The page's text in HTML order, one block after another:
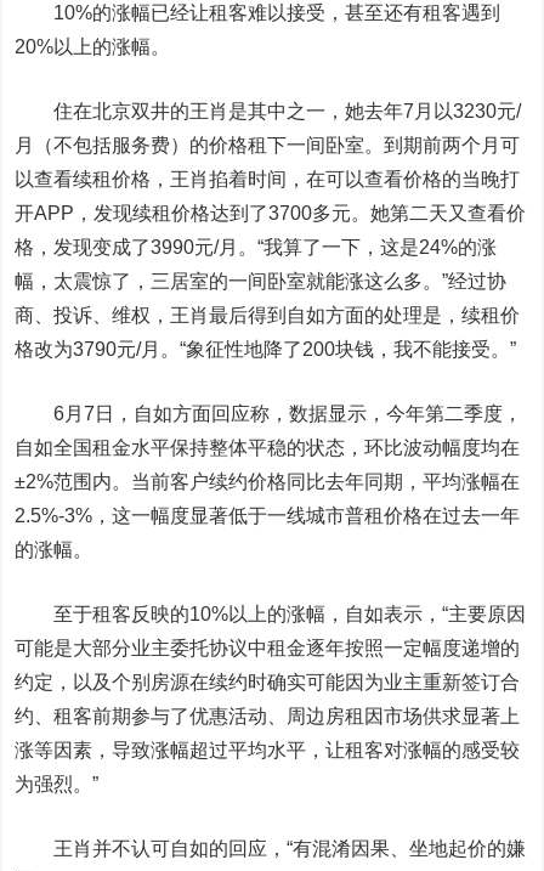
10%的涨幅已经让租客难以接受，甚至还有租客遇到
20%以上的涨幅。
住在北京双井的王肖是其中之一，她去年7月以3230元/
月（不包括服务费）的价格租下一间卧室。到期前两个月可
以查看续租价格，王肖掐着时间，在可以查看价格的当晚打
开APP，发现续租价格达到了3700多元。她第二天又查看价
格，发现变成了3990元/月。“我算了一下，这是24%的涨
幅，太震惊了，三居室的一间卧室就能涨这么多。”经过协
商、投诉、维权，王肖最后得到自如方面的处理是，续租价
格改为3790元/月。“象征性地降了200块钱，我不能接受。”
6月7日，自如方面回应称，数据显示，今年第二季度，
自如全国租金水平保持整体平稳的状态，环比波动幅度均在
±2%范围内。当前客户续约价格同比去年同期，平均涨幅在
2.5%-3%，这一幅度显著低于一线城市普租价格在过去一年
的涨幅。
至于租客反映的10%以上的涨幅，自如表示，“主要原因
可能是大部分业主委托协议中租金逐年按照一定幅度递增的
约定，以及个别房源在续约时确实可能因为业主重新签订合
约、租客前期参与了优惠活动、周边房租因市场供求显著上
涨等因素，导致涨幅超过平均水平，让租客对涨幅的感受较
为强烈。”
王肖并不认可自如的回应，“有混淆因果、坐地起价的嫌